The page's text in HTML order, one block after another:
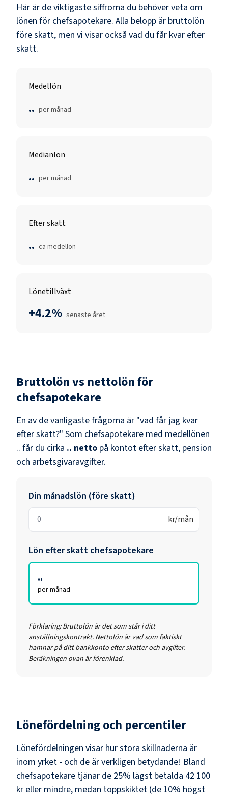
Här är de viktigaste siffrorna du behöver veta om
lönen för chefsapotekare. Alla belopp är bruttolön
före skatt, men vi visar också vad du får kvar efter
skatt.
Medellön
.. per månad
Medianlön
.. per månad
Efter skatt
.. ca medellön
Lönetillväxt
+4.2% senaste året
Bruttolön vs nettolön för
chefsapotekare
En av de vanligaste frågorna är "vad får jag kvar
efter skatt?" Som chefsapotekare med medellönen
.. får du cirka .. netto på kontot efter skatt, pension
och arbetsgivaravgifter.
Din månadslön (före skatt)
kr/mån
Lön efter skatt chefsapotekare
..
per månad
Förklaring: Bruttolön är det som står i ditt
anställningskontrakt. Nettolön är vad som faktiskt
hamnar på ditt bankkonto efter skatter och avgifter.
Beräkningen ovan är förenklad.
Lönefördelning och percentiler
Lönefördelningen visar hur stora skillnaderna är
inom yrket - och de är verkligen betydande! Bland
chefsapotekare tjänar de 25% lägst betalda 42 100
kr eller mindre, medan toppskiktet (de 10% högst